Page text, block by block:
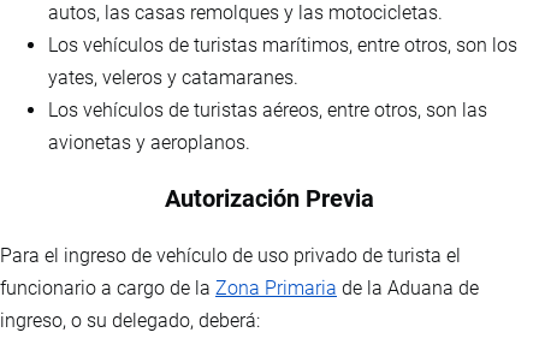
autos, las casas remolques y las motocicletas.
Los vehículos de turistas marítimos, entre otros, son los
yates, veleros y catamaranes.
Los vehículos de turistas aéreos, entre otros, son las
avionetas y aeroplanos.
Autorización Previa
Para el ingreso de vehículo de uso privado de turista el
funcionario a cargo de la Zona Primaria de la Aduana de
ingreso, o su delegado, deberá: